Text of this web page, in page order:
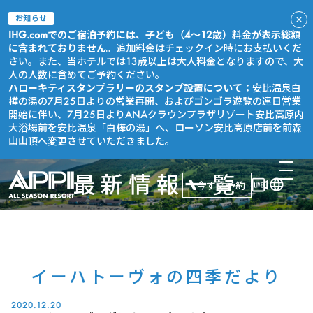
お知らせ
IHG.comでのご宿泊予約には、子ども（4～12歳）料金が表示総額
に含まれておりません。 追加料金はチェックイン時にお支払いくだ
さい。また、当ホテルでは13歳以上は大人料金となりますので、大
人の人数に含めてご予約ください。
ハローキティスタンプラリーのスタンプ設置について： 安比温泉白
樺の湯の7月25日よりの営業再開、およびゴンゴラ遊覧の連日営業
開始に伴い、7月25日よりANAクラウンプラザリゾート安比高原内
大浴場前を安比温泉「白樺の湯」へ、ローソン安比高原店前を前森
山山頂へ変更させていただきました。
今すぐ予約
最新情報一覧
イーハトーヴォの四季だより
2020.12.20